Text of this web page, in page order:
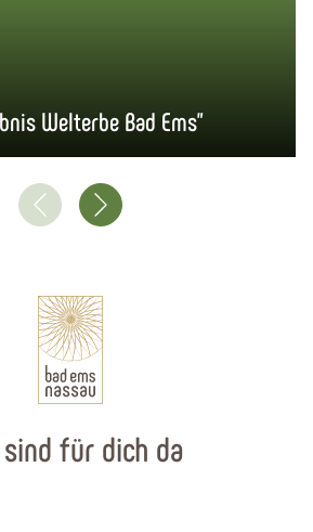
Welterbe Bad Ems"
für dich da